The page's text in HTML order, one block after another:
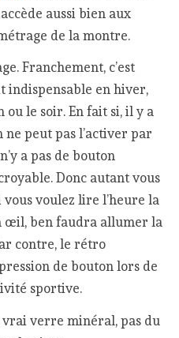
aussi bien aux
de la montre.
Franchement, c’est
en hiver,
ou le soir. En fait si, il y a
peut pas l’activer par
a pas de bouton
Donc autant vous
vous voulez lire l’heure la
œil, ben faudra allumer la
contre, le rétro
de bouton lors de
sportive.
vrai verre minéral, pas du